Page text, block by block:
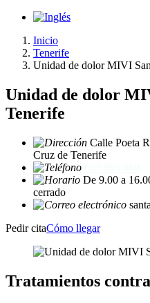
Inicio
Tenerife
Unidad de dolor MIVI
Unidad de dolor
Tenerife
Calle Poeta
Cruz de Tenerife
De 9.00 a
cerrado
Pedir citaCómo llegar
Tratamientos